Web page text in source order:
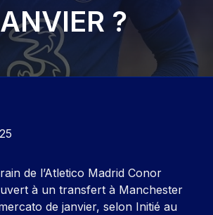
?
de l’Atletico Madrid Conor
à un transfert à Manchester
de janvier, selon Initié au